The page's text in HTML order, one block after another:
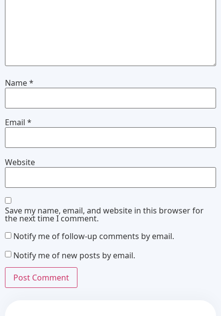
Name*
Email *
Website
Save my name, email, and website in this browser for
the next time I comment.
Notify me of follow-up comments by email.
Notify me of new posts by email.